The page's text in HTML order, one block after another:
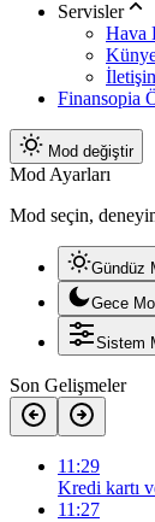
Servisler
Hava
Finansopia
Mod değiştir
Mod Ayarları
Mod seçin,
Gündüz
Gece
Sistem
Son Gelişmeler
11:29
Kredi kartı
11:27